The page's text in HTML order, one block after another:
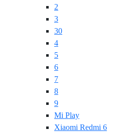
2
3
30
4
5
6
7
8
9
Mi Play
Xiaomi Redmi 6